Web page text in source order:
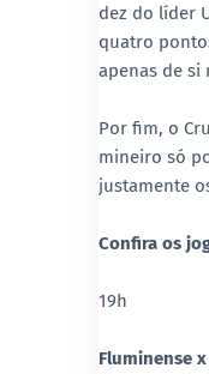
dez do líder
quatro
apenas de si
Por fim, o
mineiro só
justamente
Confira os
19h
Fluminense